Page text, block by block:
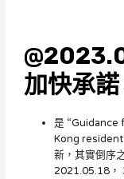
加快承
是 “Guidance
Kong
新，其實倒序
2021.05.18，